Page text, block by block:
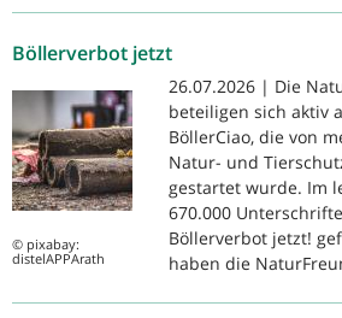
Böllerverbot jetzt
© pixabay:
distelAPPArath
26.07.2026 | Die
beteiligen sich aktiv
BöllerCiao, die von
Natur- und
gestartet wurde. Im
670.000
Böllerverbot jetzt!
haben die